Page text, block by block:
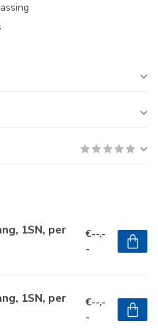
1SN, per
€--,-
-
1SN, per
€--,-
-